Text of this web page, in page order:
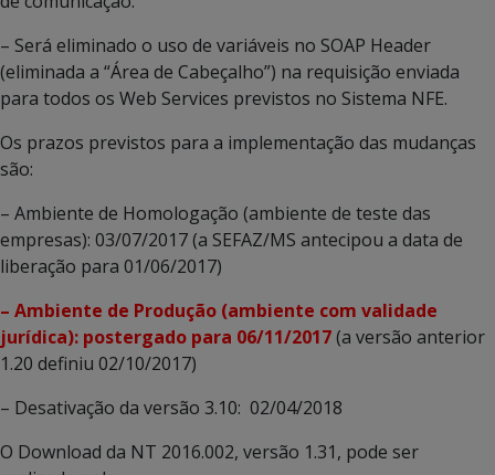
– Será eliminado o uso de variáveis no SOAP Header
(eliminada a “Área de Cabeçalho”) na requisição enviada
para todos os Web Services previstos no Sistema NFE.
Os prazos previstos para a implementação das mudanças
são:
– Ambiente de Homologação (ambiente de teste das
empresas): 03/07/2017 (a SEFAZ/MS antecipou a data de
liberação para 01/06/2017)
– Ambiente de Produção (ambiente com validade
jurídica): postergado para 06/11/2017(a versão anterior
1.20 definiu 02/10/2017)
– Desativação da versão 3.10: 02/04/2018
O Download da NT 2016.002, versão 1.31, pode ser